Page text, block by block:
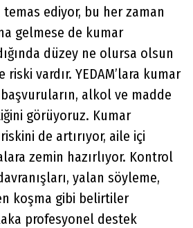
temas ediyor, bu her zaman
gelmese de kumar
düzey ne olursa olsun
riski vardır. YEDAM’lara kumar
alkol ve madde
görüyoruz. Kumar
de artırıyor, aile içi
zemin hazırlıyor. Kontrol
yalan söyleme,
koşma gibi belirtiler
profesyonel destek